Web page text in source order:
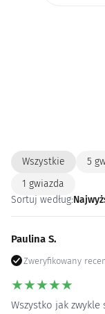
Wszystkie 5
1 gwiazda
Sortuj według:
Paulina S.
Zweryfikowany
★★★★★
Wszystko jak